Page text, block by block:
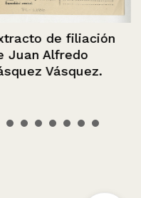
de filiación
Juan Alfredo
Vásquez.